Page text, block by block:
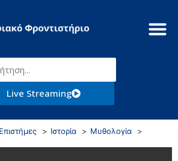
Live Streaming
Ιστορία
Μυθολογία